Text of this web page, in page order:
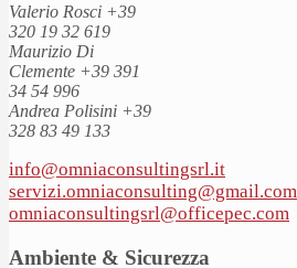
Valerio Rosci +39
320 19 32 619
Maurizio Di
Clemente +39 391
34 54 996
Andrea Polisini +39
328 83 49 133
info@omniaconsultingsrl.it
servizi.omniaconsulting@gmail.com
omniaconsultingsrl@officepec.com
Ambiente & Sicurezza